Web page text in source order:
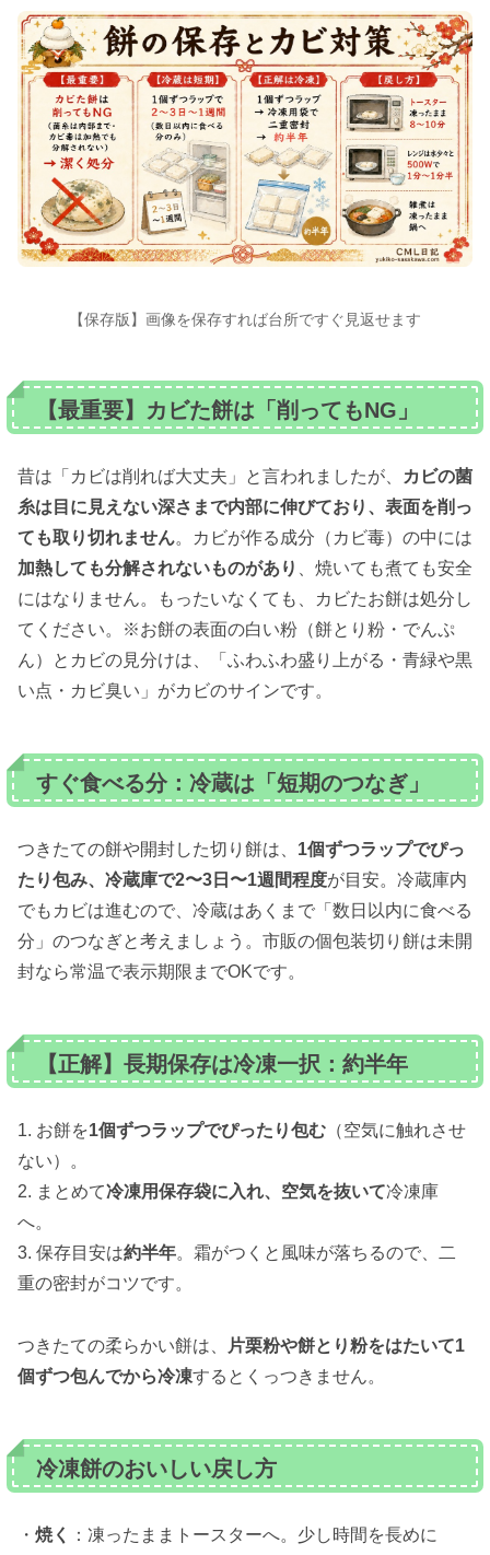
【保存版】画像を保存すれば台所ですぐ見返せます
【最重要】カビた餅は「削ってもNG」
昔は「カビは削れば大丈夫」と言われましたが、
カビの菌
糸は目に見えない深さまで内部に伸びており、表面を削っ
ても取り切れません。カビが作る成分（カビ毒）の中には
加熱しても分解されないものがあり
、焼いても煮ても安全
にはなりません。もったいなくても、カビたお餅は処分し
てください。※お餅の表面の白い粉（餅とり粉・でんぷ
ん）とカビの見分けは、「ふわふわ盛り上がる・青緑や黒
い点・カビ臭い」がカビのサインです。
すぐ食べる分：冷蔵は「短期のつなぎ」
つきたての餅や開封した切り餅は、 1個ずつラップでぴっ
たり包み、冷蔵庫で2〜3日〜1週間程度が目安。冷蔵庫内
でもカビは進むので、冷蔵はあくまで「数日以内に食べる
分」のつなぎと考えましょう。市販の個包装切り餅は未開
封なら常温で表示期限までOKです。
【正解】長期保存は冷凍一択：約半年
1. お餅を1個ずつラップでぴったり包む （空気に触れさせ
ない）。
2. まとめて冷凍用保存袋に入れ、空気を抜いて冷凍庫
へ。
3. 保存目安は約半年。霜がつくと風味が落ちるので、二
重の密封がコツです。
つきたての柔らかい餅は、
片栗粉や餅とり粉をはたいて1
個ずつ包んでから冷凍するとくっつきません。
冷凍餅のおいしい戻し方
・ 焼く
：凍ったままトースターへ。少し時間を長めに